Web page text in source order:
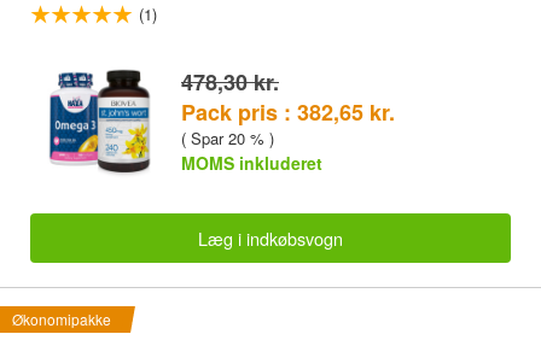
(1)
478,30 kr.
Pack pris : 382,65 kr.
( Spar 20 % )
MOMS inkluderet
Læg i indkøbsvogn
Økonomipakke